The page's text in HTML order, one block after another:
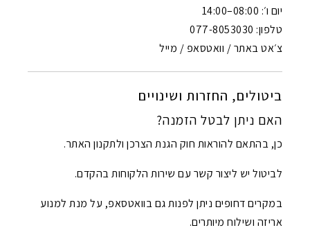
יום ו׳: 08:00–14:00
טלפון: 077-8053030
צ׳אט באתר / וואטסאפ / מייל
ביטולים, החזרות ושינויים
האם ניתן לבטל הזמנה?
כן, בהתאם להוראות חוק הגנת הצרכן ולתקנון האתר.
לביטול יש ליצור קשר עם שירות הלקוחות בהקדם.
במקרים דחופים ניתן לפנות גם בוואטסאפ, על מנת למנוע
אריזה ושילוח מיותרים.